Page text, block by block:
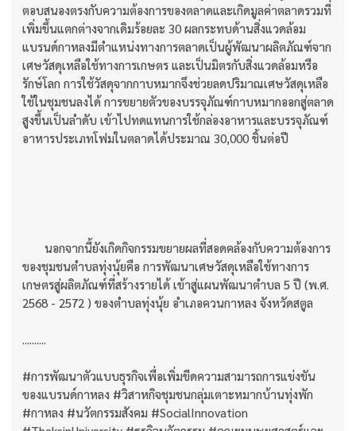
ตอบสนองตรงกับความต้องการของตลาดและเกิดมูลค่าตลาดรวมที่
เพิ่มขึ้นแตกต่างจากเดิมร้อยละ 30 ผลกระทบด้านสิ่งแวดล้อม
แบรนด์กาหลงมีตำแหน่งทางการตลาดเป็นผู้พัฒนาผลิตภัณฑ์จาก
เศษวัสดุเหลือใช้ทางการเกษตร และเป็นมิตรกับสิ่งแวดล้อมหรือ
รักษ์โลก การใช้วัสดุจากกาบหมากจึงช่วยลดปริมาณเศษวัสดุเหลือ
ใช้ในชุมชนลงได้ การขยายตัวของบรรจุภัณฑ์กาบหมากออกสู่ตลาด
สูงขึ้นเป็นลำดับ เข้าไปทดแทนการใช้กล่องอาหารและบรรจุภัณฑ์
อาหารประเภทโฟมในตลาดได้ประมาณ 30,000 ชิ้นต่อปี
นอกจากนี้ยังเกิดกิจกรรมขยายผลที่สอดคล้องกับความต้องการ
ของชุมชนตำบลทุ่งนุ้ยคือ การพัฒนาเศษวัสดุเหลือใช้ทางการ
เกษตรสู่ผลิตภัณฑ์ที่สร้างรายได้ เข้าสู่แผนพัฒนาตำบล 5 ปี (พ.ศ.
2568 - 2572 ) ของตำบลทุ่งนุ้ย อำเภอควนกาหลง จังหวัดสตูล
..........
#การพัฒนาตัวแบบธุรกิจเพื่อเพิ่มขีดความสามารถการแข่งขัน
ของแบรนด์กาหลง #วิสาหกิจชุมชนกลุ่มเตาะหมากบ้านทุ่งพัก
#กาหลง #นวัตกรรมสังคม #SocialInnovation